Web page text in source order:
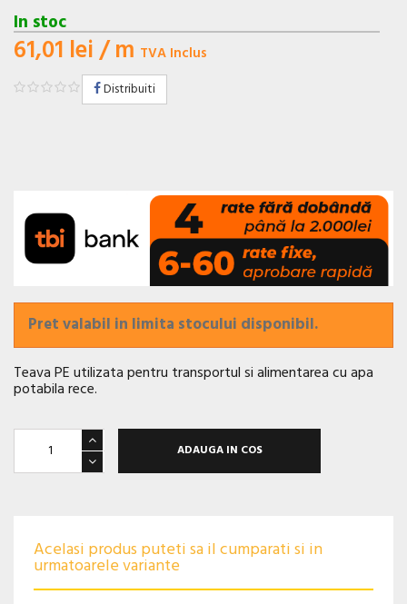
In stoc
61,01 lei/ m TVA Inclus
Distribuiti
Pret valabil in limita stocului disponibil.
Teava PE utilizata pentru transportul si alimentarea cu apa
potabila rece.
ADAUGA IN COS
Acelasi produs puteti sa il cumparati si in
urmatoarele variante